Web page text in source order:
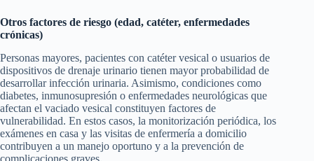
Otros factores de riesgo (edad, catéter, enfermedades
crónicas)
Personas mayores, pacientes con catéter vesical o usuarios de
dispositivos de drenaje urinario tienen mayor probabilidad de
desarrollar infección urinaria. Asimismo, condiciones como
diabetes, inmunosupresión o enfermedades neurológicas que
afectan el vaciado vesical constituyen factores de
vulnerabilidad. En estos casos, la monitorización periódica, los
exámenes en casa y las visitas de enfermería a domicilio
contribuyen a un manejo oportuno y a la prevención de
complicaciones graves.